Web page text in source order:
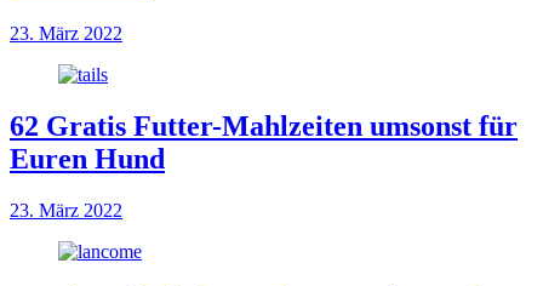
23. März 2022
62 Gratis Futter-Mahlzeiten umsonst für
Euren Hund
23. März 2022